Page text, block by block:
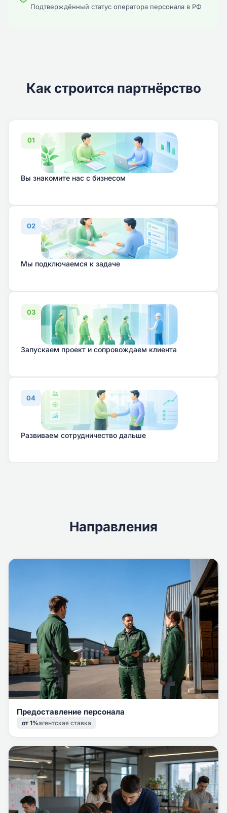
Подтверждённый статус оператора персонала в РФ
Как строится партнёрство
01
Вы знакомите нас с бизнесом
02
Мы подключаемся к задаче
03
Запускаем проект и сопровождаем клиента
04
Развиваем сотрудничество дальше
Направления
Предоставление персонала
от 1%агентская ставка